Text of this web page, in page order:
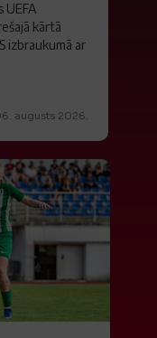
UEFA
kārtā
izbraukumā ar
augusts 2026.